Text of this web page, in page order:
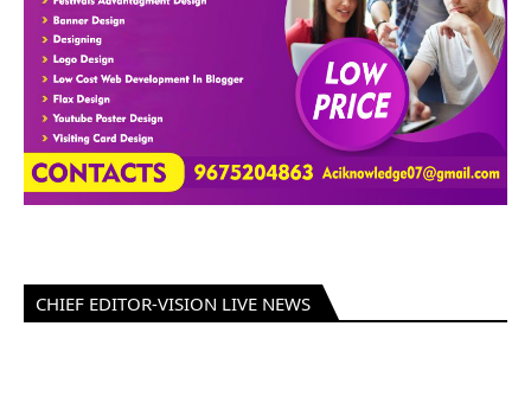
CHIEF EDITOR-VISION LIVE NEWS